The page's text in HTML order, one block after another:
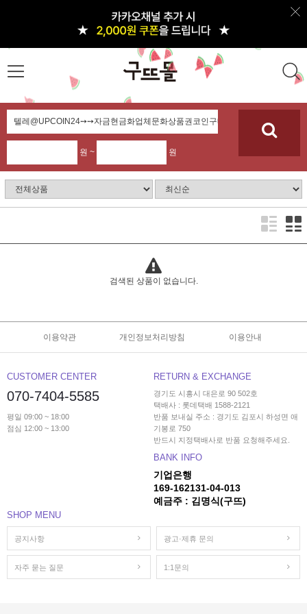
원 ~ 원
검색된 상품이 없습니다.
이용약관 개인정보처리방침 이용안내
CUSTOMER CENTER
070-7404-5585
평일 09:00 ~ 18:00
점심 12:00 ~ 13:00
RETURN & EXCHANGE
경기도 시흥시 대은로 90 502호
택배사 : 롯데택배 1588-2121
반품 보내실 주소 : 경기도 김포시 하성면 애
기봉로 750
반드시 지정택배사로 반품 요청해주세요.
BANK INFO
기업은행
169-162131-04-013
예금주 : 김명식(구뜨)
SHOP MENU
공지사항 광고·제휴 문의
자주 묻는 질문 1:1문의